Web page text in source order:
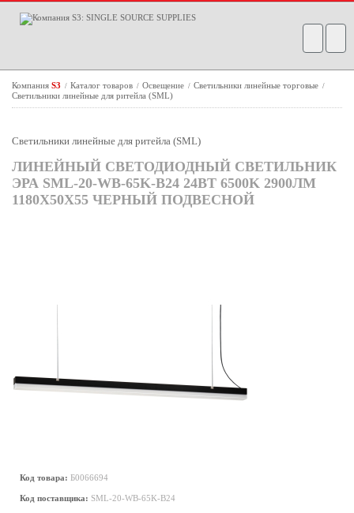
Компания S3 / Каталог товаров / Освещение / Светильники линейные торговые /
Светильники линейные для ритейла (SML)
Светильники линейные для ритейла (SML)
ЛИНЕЙНЫЙ СВЕТОДИОДНЫЙ СВЕТИЛЬНИК
ЭРА SML-20-WB-65K-B24 24ВТ 6500K 2900ЛМ
1180Х50Х55 ЧЕРНЫЙ ПОДВЕСНОЙ
Код товара: Б0066694
Код поставщика: SML-20-WB-65K-B24